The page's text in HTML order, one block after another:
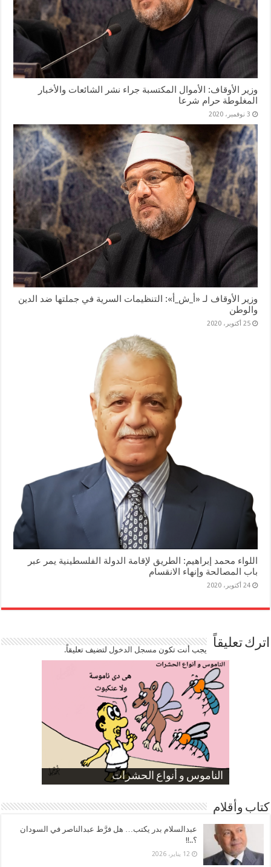
وزير الأوقاف: الأموال المكتسبة جراء نشر الشائعات والأخبار
المغلوطة حرام شرعا
3 نوفمبر، 2020
وزير الأوقاف لـ «أ_ش_أ»: التنظيمات السرية في جملتها ضد الدين
والوطن
25 أكتوبر، 2020
اللواء محمد إبراهيم: الطريق لإقامة الدولة الفلسطينية يمر عبر
باب المصالحة وإنهاء الانقسام
24 أكتوبر، 2020
اترك تعليقاً يجب أنت تكون مسجل الدخوللتضيف تعليقاً.
الناموس و أنواع الحشرات
الموظفين بعد ارتفاع الأسعار
ارتفاع نسبة الطلاق في مصر
صورة كاركاتيرية
صورة كاركاتيرية
كتاب وأقلام
عبدالسلام بدر يكتب… هل فرَّط عبدالناصر في السودان
؟..!!
12 يناير، 2026